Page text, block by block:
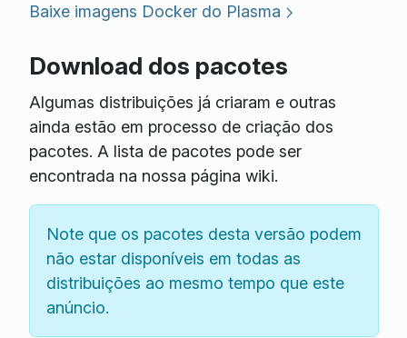
Baixe imagens Docker do Plasma
Download dos pacotes
Algumas distribuições já criaram e outras
ainda estão em processo de criação dos
pacotes. A lista de pacotes pode ser
encontrada na nossa página wiki.
Note que os pacotes desta versão podem
não estar disponíveis em todas as
distribuições ao mesmo tempo que este
anúncio.